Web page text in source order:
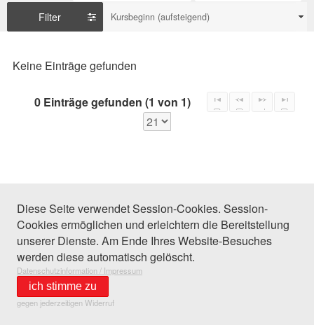
Filter
Kursbeginn (aufsteigend)
Keine Einträge gefunden
0 Einträge gefunden (1 von 1)
Diese Seite verwendet Session-Cookies. Session-
Cookies ermöglichen und erleichtern die Bereitstellung
unserer Dienste. Am Ende Ihres Website-Besuches
werden diese automatisch gelöscht.
Datenschutzinformation / Impressum
ich stimme zu
gegen jederzeitigen Widerruf